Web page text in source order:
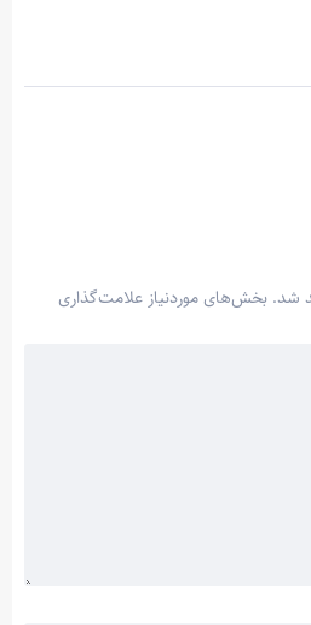
شد. بخش‌های موردنیاز علامت‌گذاری